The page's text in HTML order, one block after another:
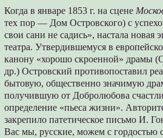
Когда в январе 1853 г. на сцене
тех пор — Дом Островского) с
свои сани не садись», настала новая
театра. Утвердившемуся в
канону «хорошо скроенной» драмы
др.) Островский противопоставил
бытовую, общественно значимую
получившую от Добролюбова
определение «пьеса жизни».
закрепило патетическое письмо И.
Вас мы, русские, можем с гордостью